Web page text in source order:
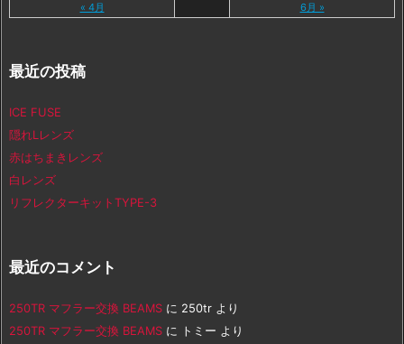
« 4月 6月 »
最近の投稿
ICE FUSE
隠れLレンズ
赤はちまきレンズ
白レンズ
リフレクターキットTYPE-3
最近のコメント
250TR マフラー交換 BEAMS に 250tr より
250TR マフラー交換 BEAMS に トミー より